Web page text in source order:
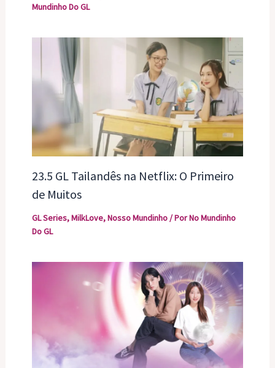
Mundinho Do GL
23.5 GL Tailandês na Netflix: O Primeiro
de Muitos
GL Series,MilkLove,Nosso Mundinho/ PorNo Mundinho
Do GL